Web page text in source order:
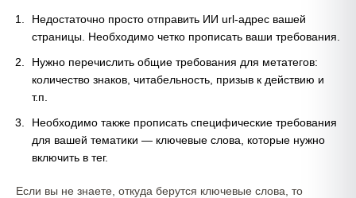
Недостаточно просто отправить ИИ url-адрес вашей
страницы. Необходимо четко прописать ваши требования.
Нужно перечислить общие требования для метатегов:
количество знаков, читабельность, призыв к действию и
т.п.
Необходимо также прописать специфические требования
для вашей тематики — ключевые слова, которые нужно
включить в тег.
Если вы не знаете, откуда берутся ключевые слова, то